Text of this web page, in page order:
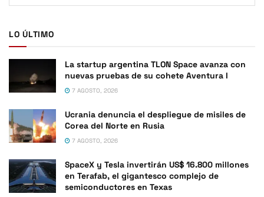
LO ÚLTIMO
La startup argentina TLON Space avanza con
nuevas pruebas de su cohete Aventura I
7 AGOSTO, 2026
Ucrania denuncia el despliegue de misiles de
Corea del Norte en Rusia
7 AGOSTO, 2026
SpaceX y Tesla invertirán US$ 16.800 millones
en Terafab, el gigantesco complejo de
semiconductores en Texas